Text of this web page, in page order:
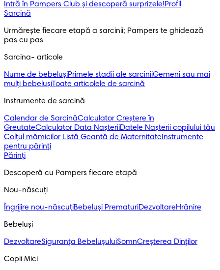
Intră în Pampers Club și descoperă surprizele!​Profil
Sarcină
Urmărește fiecare etapă a sarcinii; Pampers te ghidează
pas cu pas
Sarcina- articole
Nume de bebelușiPrimele stadii ale sarciniiGemeni sau mai
mulți bebelușiToate articolele de sarcină
Instrumente de sarcină
Calendar de SarcinăCalculator Creștere în
GreutateCalculator Data NașteriiDatele Nașterii copilului tău
Colțul mămicilor Listă Geantă de Maternitate Instrumente
pentru părinți
Părinți
Descoperă cu Pampers fiecare etapă
Nou-născuți
Îngrijire nou-născuțiBebeluși PrematuriDezvoltareHrănire
Bebeluși
DezvoltareSiguranța BebelușuluiSomnCreșterea Dinților
Copii Mici